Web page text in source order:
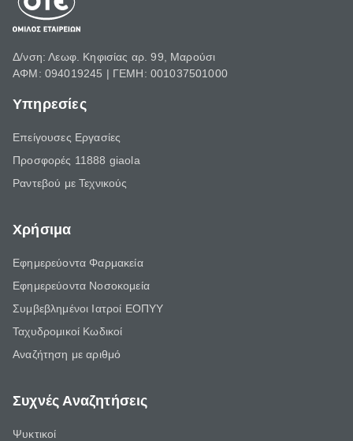
Δ/νση: Λεωφ. Κηφισίας αρ. 99, Μαρούσι
ΑΦΜ: 094019245 | ΓΕΜΗ: 001037501000
Υπηρεσίες
Επείγουσες Εργασίες
Προσφορές 11888 giaola
Ραντεβού με Τεχνικούς
Χρήσιμα
Εφημερεύοντα Φαρμακεία
Εφημερεύοντα Νοσοκομεία
Συμβεβλημένοι Ιατροί ΕΟΠΥΥ
Ταχυδρομικοί Κωδικοί
Αναζήτηση με αριθμό
Συχνές Αναζητήσεις
Ψυκτικοί